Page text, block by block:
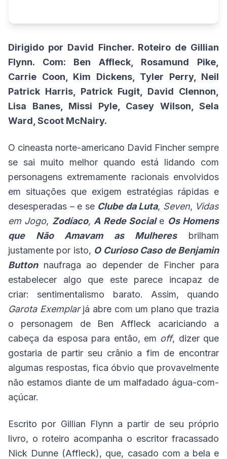
Dirigido por David Fincher. Roteiro de Gillian
Flynn. Com: Ben Affleck, Rosamund Pike,
Carrie Coon, Kim Dickens, Tyler Perry, Neil
Patrick Harris, Patrick Fugit, David Clennon,
Lisa Banes, Missi Pyle, Casey Wilson, Sela
Ward, Scoot McNairy.
O cineasta norte-americano David Fincher sempre
se sai muito melhor quando está lidando com
personagens extremamente racionais envolvidos
em situações que exigem estratégias rápidas e
desesperadas – e se Clube da Luta, Seven, Vidas
em Jogo, Zodíaco, A Rede Sociale Os Homens
que Não Amavam as Mulheres
brilham
justamente por isto, O Curioso Caso de Benjamin
Buttonnaufraga ao depender de Fincher para
estabelecer algo que este parece incapaz de
criar: sentimentalismo barato. Assim, quando
Garota Exemplarjá abre com um plano que trazia
o personagem de Ben Affleck acariciando a
cabeça da esposa para então, em off, dizer que
gostaria de partir seu crânio a fim de encontrar
algumas respostas, fica óbvio que provavelmente
não estamos diante de um malfadado água-com-
açúcar.
Escrito por Gillian Flynn a partir de seu próprio
livro, o roteiro acompanha o escritor fracassado
Nick Dunne (Affleck), que, casado com a bela e